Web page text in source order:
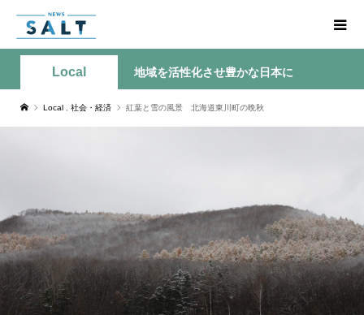
Local 地域を活性化させ豊かな日本に
Local 社会・経済 紅葉と雪の風景 北海道東川町の晩秋